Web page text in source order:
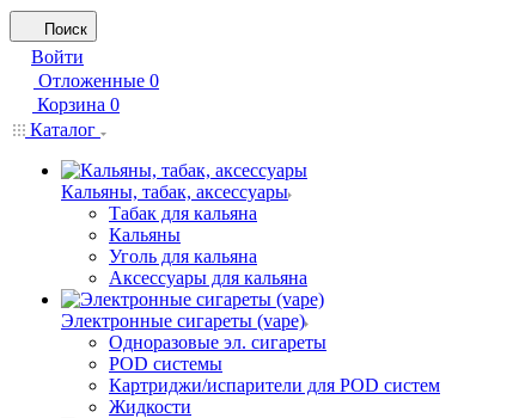
Поиск
Войти
Отложенные 0
Корзина 0
Каталог
Кальяны, табак, аксессуары
Табак для кальяна
Кальяны
Уголь для кальяна
Аксессуары для кальяна
Электронные сигареты (vape)
Одноразовые эл. сигареты
POD системы
Картриджи/испарители для POD систем
Жидкости